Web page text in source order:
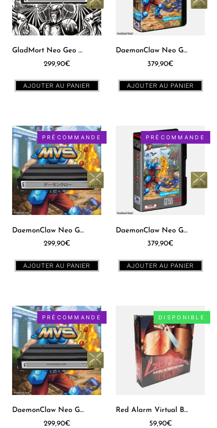
GladMort Neo Geo MVS [US]
299,90€
AJOUTER AU PANIER
DaemonClaw Neo Geo AES [JPN]
379,90€
AJOUTER AU PANIER
PRÉCOMMANDE
DaemonClaw Neo Geo MVS [JPN]
299,90€
AJOUTER AU PANIER
PRÉCOMMANDE
DaemonClaw Neo Geo AES [US]
379,90€
AJOUTER AU PANIER
PRÉCOMMANDE
DaemonClaw Neo Geo MVS [US]
299,90€
DISPONIBLE
Red Alarm Virtual Boy [JPN]
59,90€